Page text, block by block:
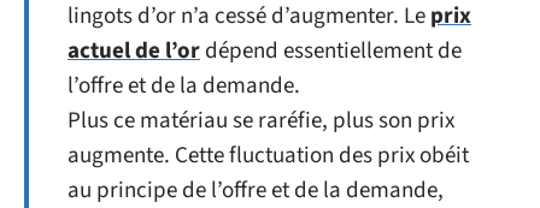
lingots d’or n’a cessé d’augmenter. Leprix
actuel de l’ordépend essentiellement de
l’offre et de la demande.
Plus ce matériau se raréfie, plus son prix
augmente. Cette fluctuation des prix obéit
au principe de l’offre et de la demande,